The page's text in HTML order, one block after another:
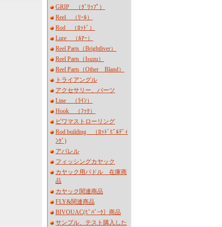
GRIP （ｸﾞﾘｯﾌﾟ）
Reel （ﾘｰﾙ）
Rod （ﾛｯﾄﾞ）
Lure （ﾙｱｰ）
Reel Parts（Brightliver）
Reel Parts（Isuzu）
Reel Parts（Other Bland）
トライアングル
アクセサリー、パーツ
Line （ﾗｲﾝ）
Hook （ﾌｯｸ）
ビワマストローリング
Rod building （ﾛｯﾄﾞﾋﾞﾙﾃﾞｨ
ﾝｸﾞ)
アパレル
フィッシングカヤック
カヤック用パドル 在庫商
品
カヤック関連商品
FLY&関連商品
BIVOUAC(ﾋﾞﾊﾞｰｸ）商品
サンプル、テスト購入した